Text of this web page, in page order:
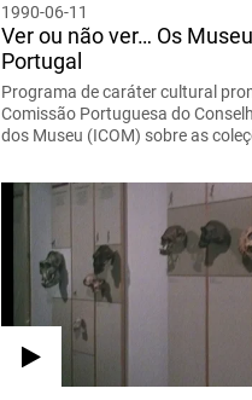
1990-06-11
Ver ou não ver… Os
Portugal
Programa de caráter cultural
Comissão Portuguesa do
dos Museu (ICOM) sobre as